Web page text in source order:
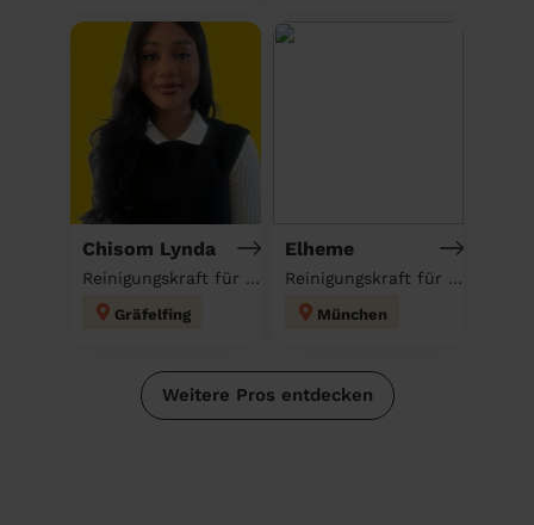
Chisom Lynda
Reinigungskraft für deinen Haushalt
Gräfelfing
Elheme
Reinigungskraft für deinen Haushalt
München
Weitere Pros entdecken